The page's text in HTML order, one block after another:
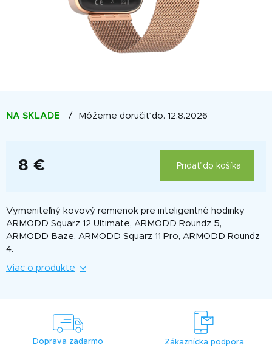
NA SKLADE Môžeme doručiť do: 12.8.2026
8 € Pridať do košíka
Vymeniteľný kovový remienok pre inteligentné hodinky
ARMODD Squarz 12 Ultimate, ARMODD Roundz 5,
ARMODD Baze, ARMODD Squarz 11 Pro, ARMODD Roundz
4.
Viac o produkte
Doprava zadarmo
Zákaznícka podpora